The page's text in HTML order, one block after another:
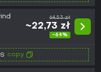
64,53 zł
~22,73 zł
-64%
copy